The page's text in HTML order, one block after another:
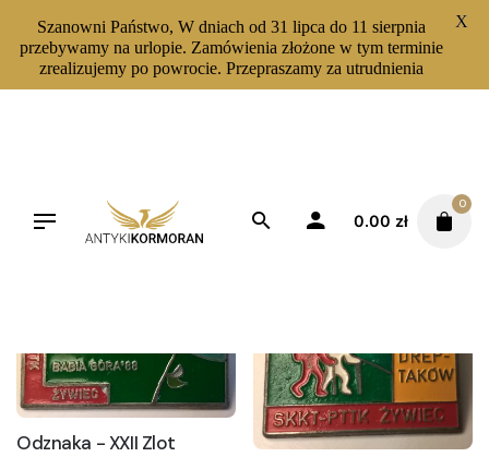
0.00 zł
0
Filters
Odznaka - XXII Zlot
Szanowni Państwo, W dniach od 31 lipca do 11 sierpnia
przebywamy na urlopie. Zamówienia złożone w tym terminie
zrealizujemy po powrocie. Przepraszamy za utrudnienia
X